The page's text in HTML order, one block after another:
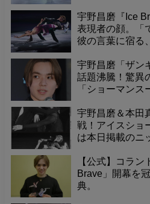
宇野昌磨『Ice
表現者の顔。「
彼の言葉に宿る
宇野昌磨「ザン
話題沸騰！驚異
「ショーマンス
宇野昌磨＆本田
戦！アイスショ
は本日掲載のニ
【公式】コラ
Brave」開幕を
典。